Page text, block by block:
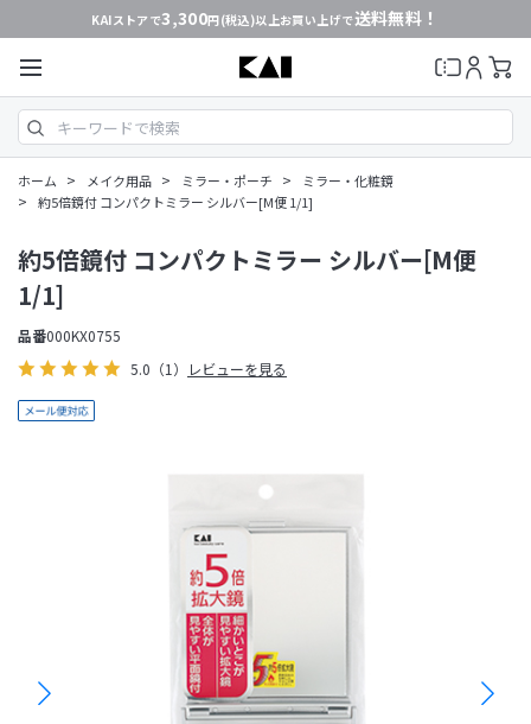
KAIストアで3,300円(税込)以上お買い上げで送料無料！
ホーム > メイク用品 > ミラー・ポーチ > ミラー・化粧鏡
> 約5倍鏡付 コンパクトミラー シルバー[M便 1/1]
5.0 （1） レビューを見る
約5倍鏡付 コンパクトミラー シルバー[M便
1/1]
品番000KX0755